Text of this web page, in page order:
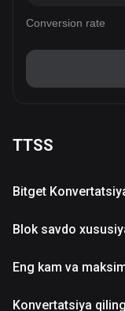
Conversion rate
TTSS
Bitget
Blok savdo
Eng kam va
Konvertatsiya